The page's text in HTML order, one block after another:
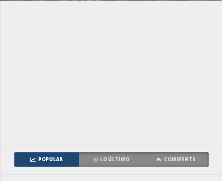
POPULAR LO ÚLTIMO COMMENTS